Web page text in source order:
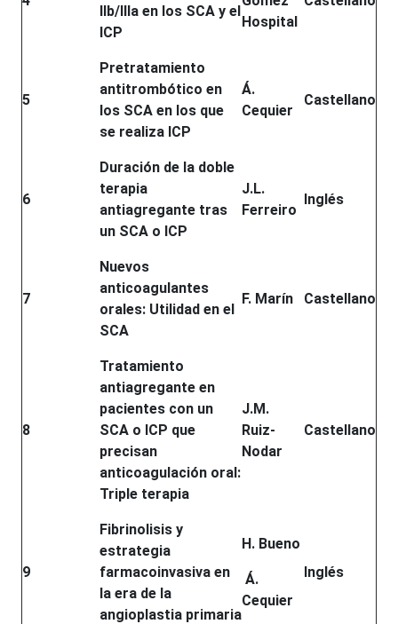
IIb/IIIa en los SCA y el
ICP
Hospital
5
Pretratamiento
antitrombótico en
los SCA en los que
se realiza ICP
Á.
Cequier
Castellano
6
Duración de la doble
terapia
antiagregante tras
un SCA o ICP
J.L.
Ferreiro
Inglés
7
Nuevos
anticoagulantes
orales: Utilidad en el
SCA
F. Marín Castellano
8
Tratamiento
antiagregante en
pacientes con un
SCA o ICP que
precisan
anticoagulación oral:
Triple terapia
J.M.
Ruiz-
Nodar
Castellano
9
Fibrinolisis y
estrategia
farmacoinvasiva en
la era de la
angioplastia primaria
H. Bueno
Á.
Cequier
Inglés